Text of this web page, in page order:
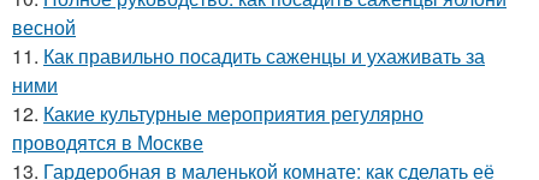
весной
11. Как правильно посадить саженцы и ухаживать за
ними
12. Какие культурные мероприятия регулярно
проводятся в Москве
13. Гардеробная в маленькой комнате: как сделать её